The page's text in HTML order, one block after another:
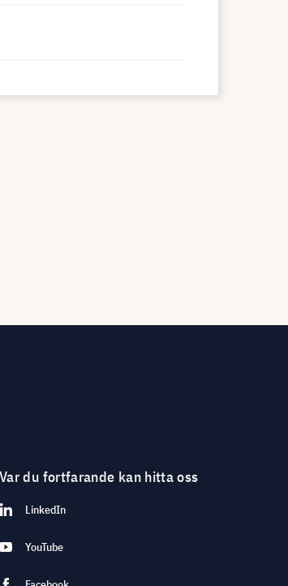
Var du fortfarande kan hitta oss
LinkedIn
YouTube